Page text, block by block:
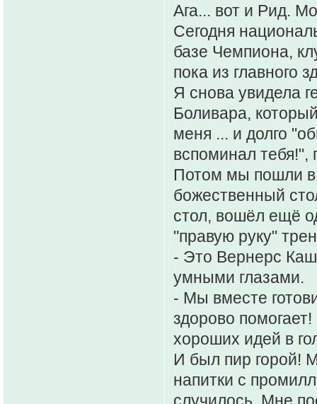
Ага... вот и Рид.
Сегодня
базе Чемпиона,
пока из главного
Я снова увидела
Боливара,
меня ... и долго
вспоминал
Потом мы пошли в
божественный
стол, вошёл ещё
"правую руку"
- Это Вернерс
умными глазами.
- Мы вместе
здорово
хороших идей в
И был пир горой!
напитки с
случилось. Мне